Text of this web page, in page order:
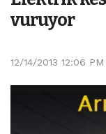
vuruyor
12/14/2013 12:06 PM